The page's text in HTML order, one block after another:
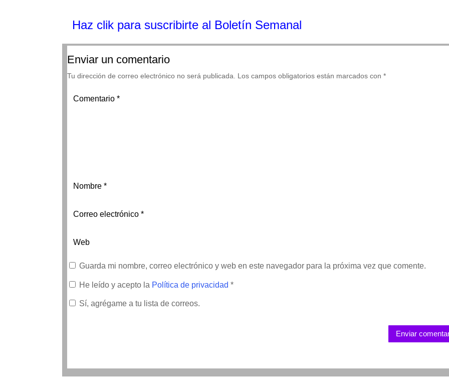
Haz clik para suscribirte al Boletín Semanal
Enviar un comentario
Tu dirección de correo electrónico no será publicada. Los campos obligatorios están marcados con*
Guarda mi nombre, correo electrónico y web en este navegador para la próxima vez que comente.
He leído y acepto la Política de privacidad*
Sí, agrégame a tu lista de correos.
Enviar